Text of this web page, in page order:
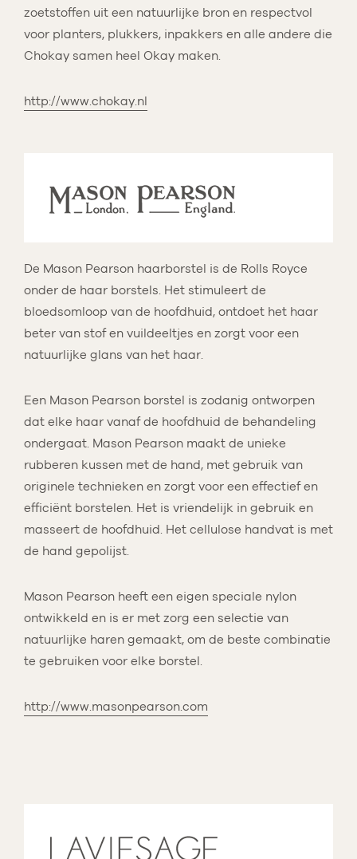
zoetstoffen uit een natuurlijke bron en respectvol
voor planters, plukkers, inpakkers en alle andere die
Chokay samen heel Okay maken.
http://www.chokay.nl
De Mason Pearson haarborstel is de Rolls Royce
onder de haar borstels. Het stimuleert de
bloedsomloop van de hoofdhuid, ontdoet het haar
beter van stof en vuildeeltjes en zorgt voor een
natuurlijke glans van het haar.
Een Mason Pearson borstel is zodanig ontworpen
dat elke haar vanaf de hoofdhuid de behandeling
ondergaat. Mason Pearson maakt de unieke
rubberen kussen met de hand, met gebruik van
originele technieken en zorgt voor een effectief en
efficiënt borstelen. Het is vriendelijk in gebruik en
masseert de hoofdhuid. Het cellulose handvat is met
de hand gepolijst.
Mason Pearson heeft een eigen speciale nylon
ontwikkeld en is er met zorg een selectie van
natuurlijke haren gemaakt, om de beste combinatie
te gebruiken voor elke borstel.
http://www.masonpearson.com